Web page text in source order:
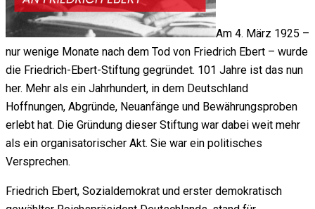
Am 4. März 1925 –
nur wenige Monate nach dem Tod von Friedrich Ebert – wurde
die Friedrich-Ebert-Stiftung gegründet. 101 Jahre ist das nun
her. Mehr als ein Jahrhundert, in dem Deutschland
Hoffnungen, Abgründe, Neuanfänge und Bewährungsproben
erlebt hat. Die Gründung dieser Stiftung war dabei weit mehr
als ein organisatorischer Akt. Sie war ein politisches
Versprechen.
Friedrich Ebert, Sozialdemokrat und erster demokratisch